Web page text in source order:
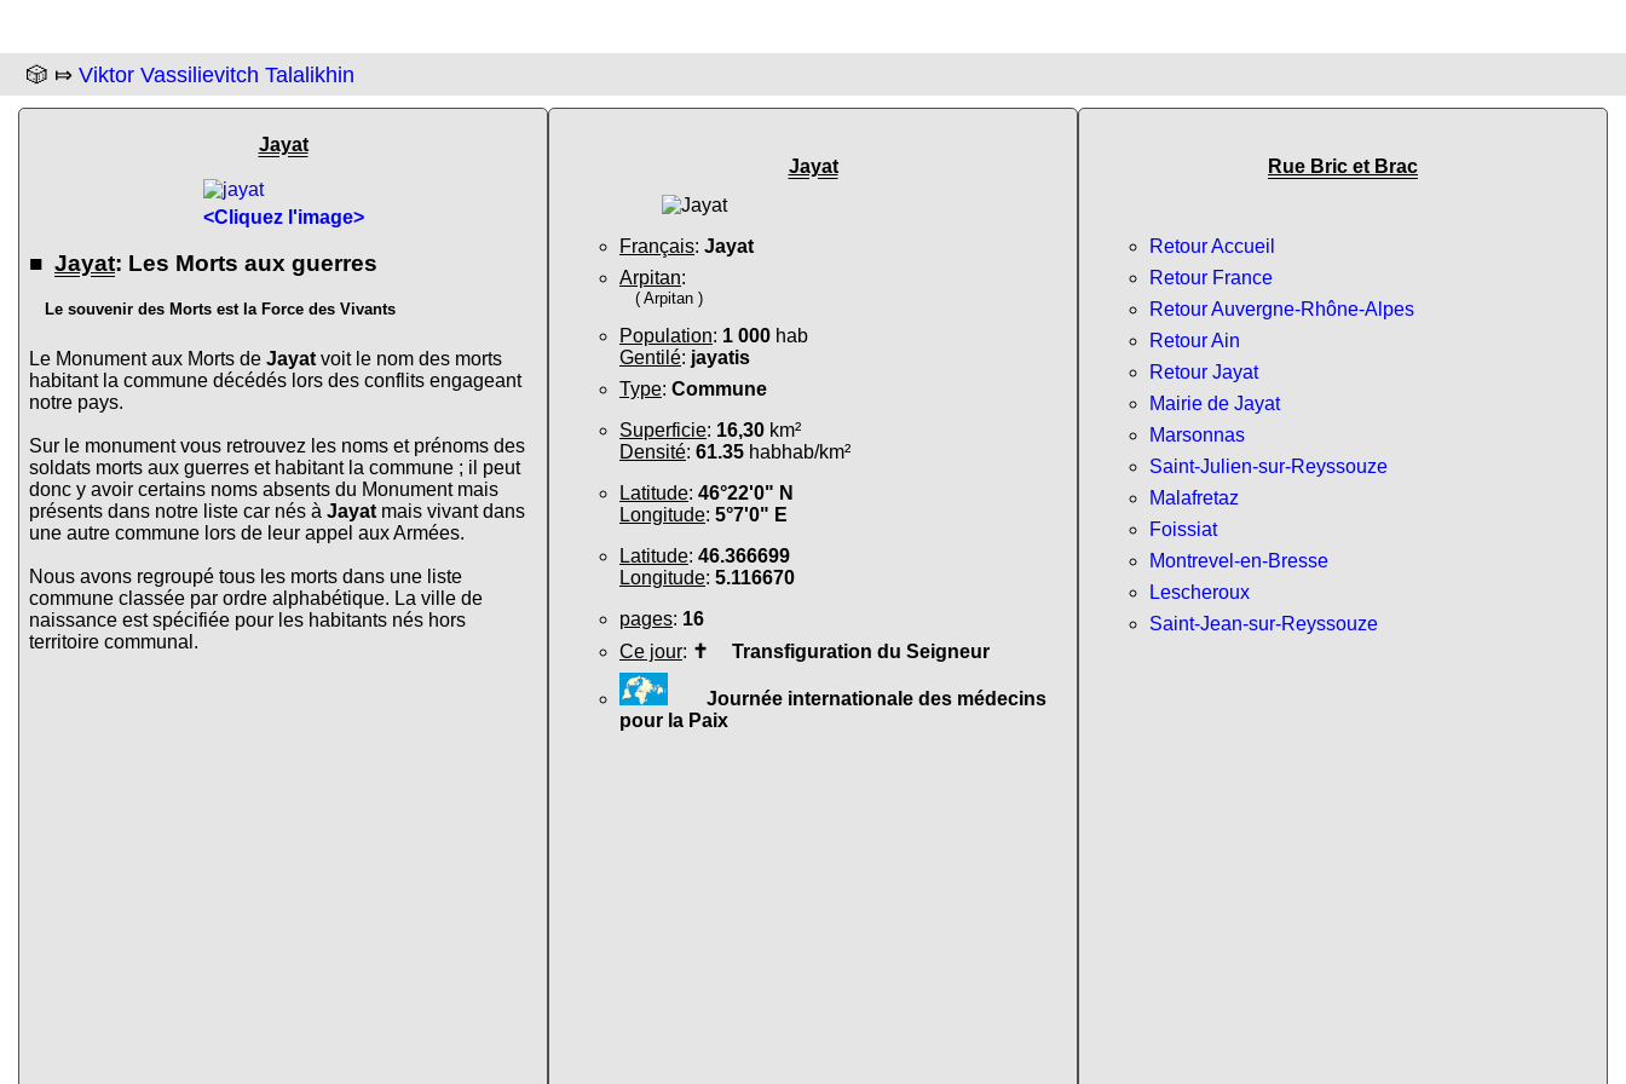
🎲 ⤇ Viktor Vassilievitch Talalikhin
Jayat
<Cliquez l'image>
■ Jayat: Les Morts aux guerres
Le souvenir des Morts est la Force des Vivants
Le Monument aux Morts de Jayat voit le nom des morts
habitant la commune décédés lors des conflits engageant
notre pays.
Sur le monument vous retrouvez les noms et prénoms des
soldats morts aux guerres et habitant la commune ; il peut
donc y avoir certains noms absents du Monument mais
présents dans notre liste car nés à Jayat mais vivant dans
une autre commune lors de leur appel aux Armées.
Nous avons regroupé tous les morts dans une liste
commune classée par ordre alphabétique. La ville de
naissance est spécifiée pour les habitants nés hors
territoire communal.
Jayat
Français: Jayat
Arpitan:
( Arpitan )
Population: 1 000 hab
Gentilé: jayatis
Type: Commune
Superficie: 16,30 km²
Densité: 61.35 habhab/km²
Latitude: 46°22'0" N
Longitude: 5°7'0" E
Latitude: 46.366699
Longitude: 5.116670
pages: 16
Ce jour: ✝ Transfiguration du Seigneur
Journée internationale des médecins
pour la Paix
Rue Bric et Brac
Retour Accueil
Retour France
Retour Auvergne-Rhône-Alpes
Retour Ain
Retour Jayat
Mairie de Jayat
Marsonnas
Saint-Julien-sur-Reyssouze
Malafretaz
Foissiat
Montrevel-en-Bresse
Lescheroux
Saint-Jean-sur-Reyssouze